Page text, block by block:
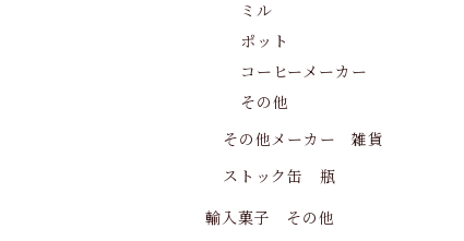
ミル
ポット
コーヒーメーカー
その他
その他メーカー 雑貨
ストック缶 瓶
輸入菓子 その他